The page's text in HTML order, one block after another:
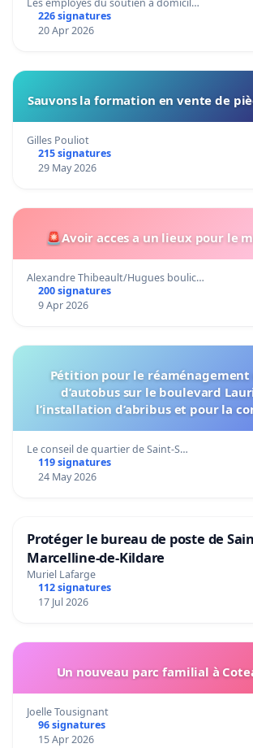
Les employés du soutien à domicil…
226 signatures
20 Apr 2026
Sauvons la formation en vente de
Gilles Pouliot
215 signatures
29 May 2026
🚨Avoir acces a un lieux pour le
Alexandre Thibeault/Hugues boulic…
200 signatures
9 Apr 2026
Pétition pour le réaménagement
d’autobus sur le boulevard
l’installation d’abribus et pour la
Le conseil de quartier de Saint-S…
119 signatures
24 May 2026
Protéger le bureau de poste de
Marcelline-de-Kildare
Muriel Lafarge
112 signatures
17 Jul 2026
Un nouveau parc familial à
Joelle Tousignant
96 signatures
15 Apr 2026